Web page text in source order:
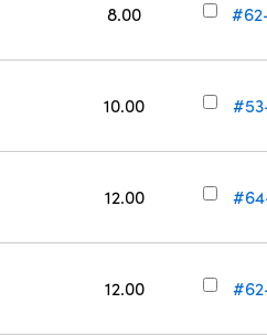
8.00
10.00
12.00
12.00